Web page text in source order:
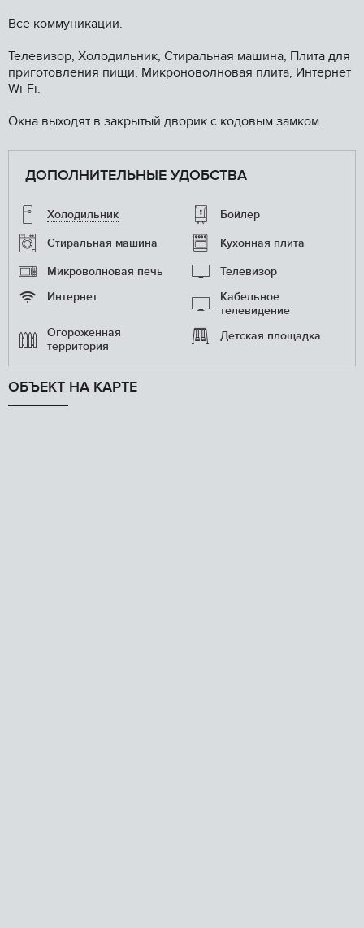
Все коммуникации.
Телевизор, Холодильник, Стиральная машина, Плита для
приготовления пищи, Микроноволновая плита, Интернет
Wi-Fi.
Окна выходят в закрытый дворик с кодовым замком.
ДОПОЛНИТЕЛЬНЫЕ УДОБСТВА
Холодильник Бойлер
Стиральная машина Кухонная плита
Микроволновая печь
Телевизор
Интернет
Кабельное
телевидение
Огороженная
территория
Детская площадка
ОБЪЕКТ НА КАРТЕ